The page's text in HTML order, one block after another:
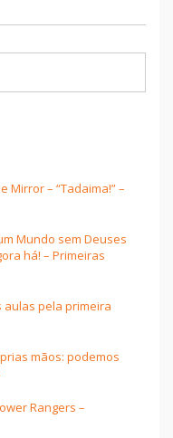
Mirror – “Tadaima!” –
Mundo sem Deuses
há! – Primeiras
aulas pela primeira
mãos: podemos
Rangers –